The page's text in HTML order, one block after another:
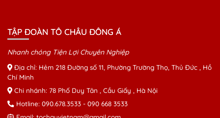
TẬP ĐOÀN TÔ CHÂU ĐÔNG Á
Nhanh chóng Tiện Lợi Chuyên Nghiệp
Địa chỉ: Hẻm 218 Đường số 11, Phường Trường Thọ, Thủ Đức , Hồ
Chí Minh
Chi nhánh: 78 Phố Duy Tân , Cầu Giấy , Hà Nội
Hotline: 090.678.3533 - 090 668 3533